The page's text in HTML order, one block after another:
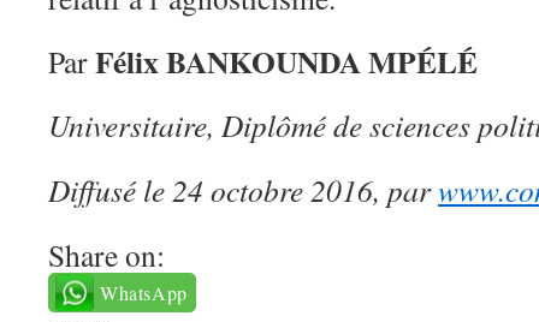
ParFélix BANKOUNDA MPÉLÉ
Universitaire, Diplômé de sciences
Diffusé le 24 octobre 2016, par
Share on:
WhatsApp